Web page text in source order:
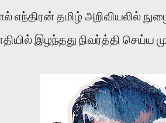
எந்திரன் தமிழ் அறிவியலில்
இழந்தது நிவர்த்தி செய்ய